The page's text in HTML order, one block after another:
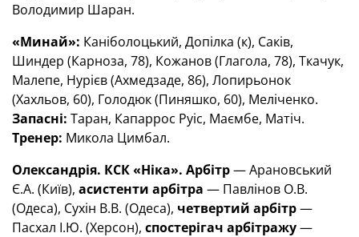
Володимир Шаран.
«Минай»: Каніболоцький, Допілка (к), Саків,
Шиндер (Карноза, 78), Кожанов (Глагола, 78), Ткачук,
Малепе, Нурієв (Ахмедзаде, 86), Лопирьонок
(Хахльов, 60), Голодюк (Пиняшко, 60), Меліченко.
Запасні: Таран, Капаррос Руіс, Маємбе, Матіч.
Тренер: Микола Цимбал.
Олександрія. КСК «Ніка». Арбітр— Арановський
Є.А. (Київ), асистенти арбітра — Павлінов О.В.
(Одеса), Сухін В.В. (Одеса), четвертий арбітр—
Пасхал І.Ю. (Херсон), спостерігач арбітражу—